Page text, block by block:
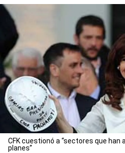
CFK cuestionó a “sectores que han
planes”